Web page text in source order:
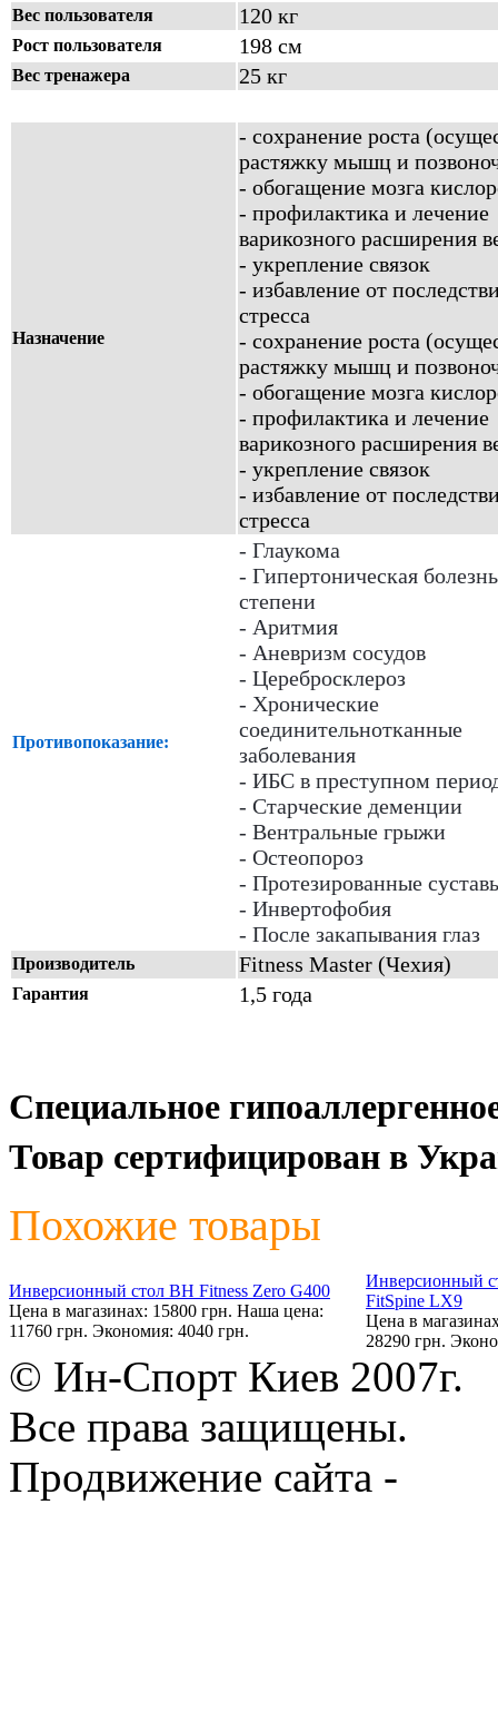
Вес пользователя 120 кг
Рост пользователя 198 см
Вес тренажера 25 кг
Назначение
- сохранение роста
растяжку мышц и
- обогащение мозга
- профилактика и лечение
варикозного расширения
- укрепление связок
- избавление от
стресса
- сохранение роста
растяжку мышц и
- обогащение мозга
- профилактика и лечение
варикозного расширения
- укрепление связок
- избавление от
стресса
Противопоказание:
- Глаукома
- Гипертоническая
степени
- Аритмия
- Аневризм сосудов
- Церебросклероз
- Хронические
соединительнотканные
заболевания
- ИБС в преступном
- Старческие деменции
- Вентральные грыжи
- Остеопороз
- Протезированные
- Инвертофобия
- После закапывания глаз
Производитель Fitness Master (Чехия)
Гарантия 1,5 года
Специальное гипоалл
Товар сертифицирован в
Похожие товары
Инверсионный стол BH Fitness Zero G400
Цена в магазинах: 15800 грн. Наша цена:
11760 грн. Экономия: 4040 грн.
Инверсионный
FitSpine LX9
Цена в
28290 грн.
© Ин-Спорт Киев 2007г.
Все права защищены.
Продвижение сайта -